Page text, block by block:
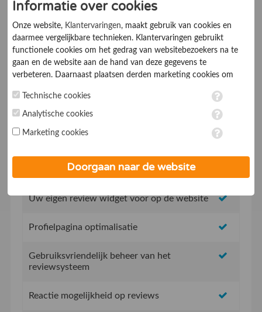
Ik ga akkoord met de Algemene voorwaarden
Geen opstartkosten
Social Media integratie om uw reviews te delen
Uw eigen review promotie link
Uw eigen review widget voor op de website
Profielpagina optimalisatie
Gebruiksvriendelijk beheer van het
reviewsysteem
Reactie mogelijkheid op reviews
Informatie over cookies
Onze website, Klantervaringen, maakt gebruik van cookies en
daarmee vergelijkbare technieken. Klantervaringen gebruikt
functionele cookies om het gedrag van websitebezoekers na te
gaan en de website aan de hand van deze gegevens te
verbeteren. Daarnaast plaatsen derden marketing cookies om
marketing cookies worden persoonsgegevens verwerkt. Je geeft
toestemming voor deze verwerking wanneer je hieronder een
op ieder moment aanpassen in de
. Lees voor meer
Technische cookies
Analytische cookies
Marketing cookies
Doorgaan naar de website